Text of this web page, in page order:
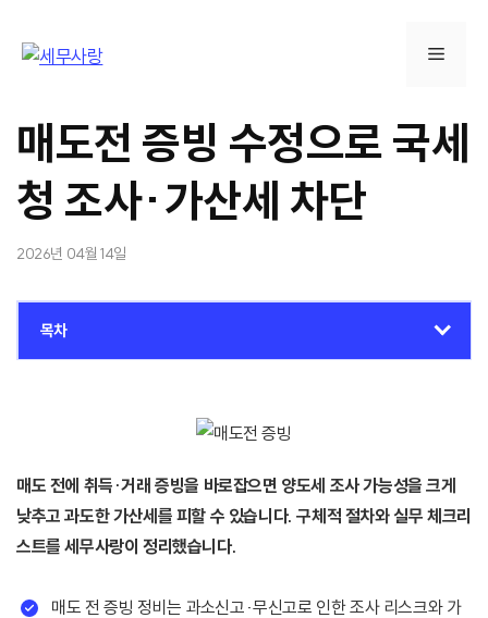
메
뉴
매도전 증빙 수정으로 국세
청 조사·가산세 차단
2026년 04월 14일
목차
매도 전에 취득·거래 증빙을 바로잡으면 양도세 조사 가능성을 크게
낮추고 과도한 가산세를 피할 수 있습니다. 구체적 절차와 실무 체크리
스트를 세무사랑이 정리했습니다.
매도 전 증빙 정비는 과소신고·무신고로 인한 조사 리스크와 가